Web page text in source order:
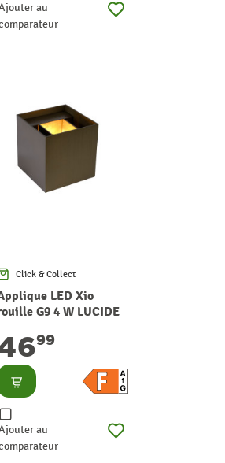
au
Click & Collect
LED Xio
G9 4 W LUCIDE
99
Consulter
au